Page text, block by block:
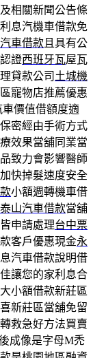
相關新聞公告條
利息汽機車借款免
車借款 且具有公
證西班牙瓦屋瓦
貸款公司 土城機
寵物店推薦優惠
車價值借額度適
密經由手術方式
效果當舖同業當
致力會影響醫師
快掉髮速度安全
小額週轉機車借
泰山汽車借款當舖
申請處理台中票
客戶優惠現金永
汽車借款說明借
讓您的家利息合
小額借款新莊區
新莊區當舖免留
救急好方法買賣
成像是字母M禿